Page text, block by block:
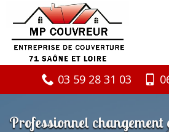
03 59 28 31 03
Professionnel changement